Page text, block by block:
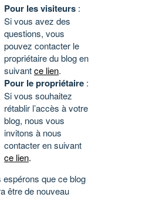
Pour les visiteurs :
Si vous avez des
questions, vous
pouvez contacter le
propriétaire du blog en
suivantce lien.
Pour le propriétaire :
Si vous souhaitez
rétablir l’accès à votre
blog, nous vous
invitons à nous
contacter en suivant
ce lien.
espérons que ce blog
être de nouveau